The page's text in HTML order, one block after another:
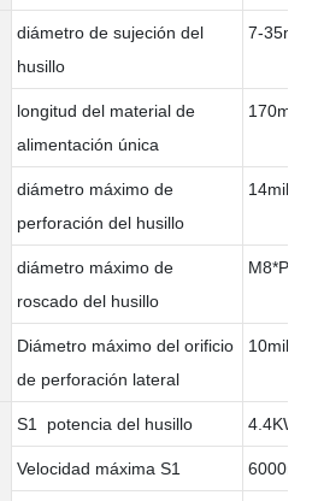
diámetro de sujeción del
husillo
7-35mm
longitud del material de
alimentación única
diámetro máximo de
perforación del husillo
diámetro máximo de
roscado del husillo
Diámetro máximo del orificio
de perforación lateral
S1 potencia del husillo 4.4KW
Velocidad máxima S1 6000rpm